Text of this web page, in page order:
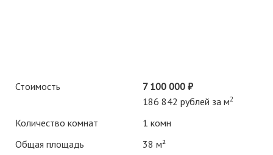
Стоимость
7 100 000 ₽
186 842 рублей за м2
Количество комнат
1 комн
Общая площадь
38 м²